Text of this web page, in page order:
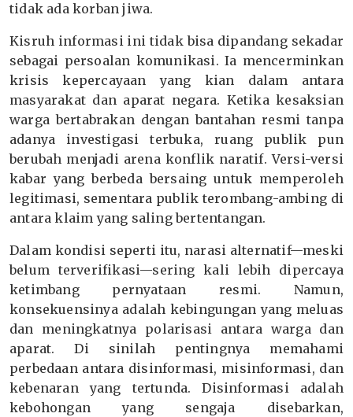
tidak ada korban jiwa.
Kisruh informasi ini tidak bisa dipandang sekadar
sebagai persoalan komunikasi. Ia mencerminkan
krisis kepercayaan yang kian dalam antara
masyarakat dan aparat negara. Ketika kesaksian
warga bertabrakan dengan bantahan resmi tanpa
adanya investigasi terbuka, ruang publik pun
berubah menjadi arena konflik naratif. Versi-versi
kabar yang berbeda bersaing untuk memperoleh
legitimasi, sementara publik terombang-ambing di
antara klaim yang saling bertentangan.
Dalam kondisi seperti itu, narasi alternatif—meski
belum terverifikasi—sering kali lebih dipercaya
ketimbang pernyataan resmi. Namun,
konsekuensinya adalah kebingungan yang meluas
dan meningkatnya polarisasi antara warga dan
aparat. Di sinilah pentingnya memahami
perbedaan antara disinformasi, misinformasi, dan
kebenaran yang tertunda. Disinformasi adalah
kebohongan yang sengaja disebarkan,